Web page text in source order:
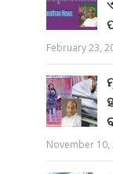
February 23,
November 10,